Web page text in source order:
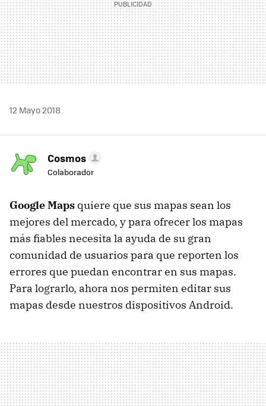
12 Mayo 2018
Cosmos
Colaborador
Google Maps quiere que sus mapas sean los
mejores del mercado, y para ofrecer los mapas
más fiables necesita la ayuda de su gran
comunidad de usuarios para que reporten los
errores que puedan encontrar en sus mapas.
Para lograrlo, ahora nos permiten editar sus
mapas desde nuestros dispositivos Android.